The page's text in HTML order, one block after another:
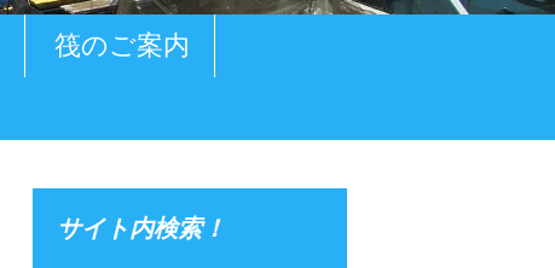
筏のご案内
サイト内検索！